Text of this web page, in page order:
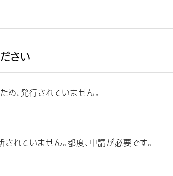
さい
、発行されていません。
れていません。都度、申請が必要です。